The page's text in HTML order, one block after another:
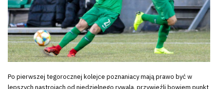
Po pierwszej tegorocznej kolejce poznaniacy mają prawo być w
lepszych nastrojach od niedzielnego rywala, przywieźli bowiem punkt